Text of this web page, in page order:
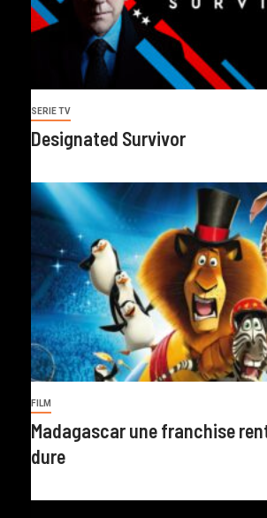
SERIE TV
Designated Survivor
FILM
Madagascar une franchise
dure